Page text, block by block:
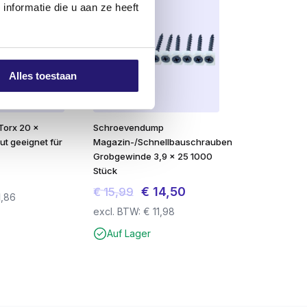
die u aan ze heeft
Alles toestaan
Markt erhältlichen Marken.
Spitze eingeringes Spaltrisiko, wenn
Flachkopf ausgestattet, der sie zu
eine problemlose Verarbeitung. Die
hochwertigen Schrauben arbeiten, die
Hersteller angibt, dass das Produkt
20 x
geeignet für
Schroevendump
Magazin-/Schnellbauschrauben
Grobgewinde 3,9 x 25 1000
Stück
€15,99 Ursprünglicher
Preis
war:
€ 14,50Aktueller
excl. BTW: € 11,98
Auf Lager